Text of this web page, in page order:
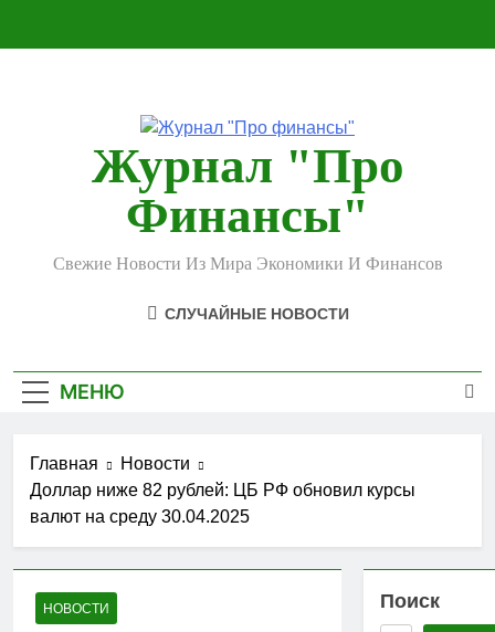
Журнал "Про
Финансы"
Свежие Новости Из Мира Экономики И Финансов
СЛУЧАЙНЫЕ НОВОСТИ
МЕНЮ
Главная
Новости
Доллар ниже 82 рублей: ЦБ РФ обновил курсы
валют на среду 30.04.2025
НОВОСТИ Поиск